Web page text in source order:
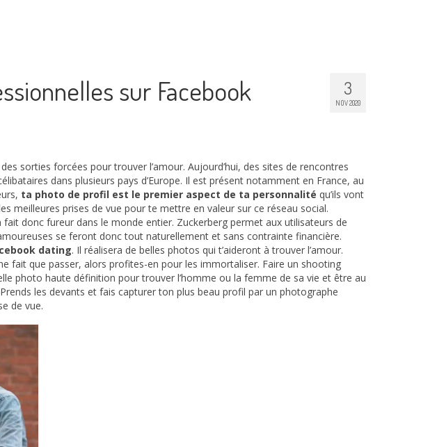
3
NOV 2020
sur Facebook
sorties forcées pour trouver l’amour. Aujourd’hui, des sites de rencontres
dans plusieurs pays d’Europe. Il est présent notamment en France, au
ta photo de profil est le premier aspect de ta personnalité qu’ils vont
meilleures prises de vue pour te mettre en valeur sur ce réseau social.
donc fureur dans le monde entier. Zuckerberg permet aux utilisateurs de
se feront donc tout naturellement et sans contrainte financière.
dating. Il réalisera de belles photos qui t’aideront à trouver l’amour.
fait que passer, alors profites-en pour les immortaliser. Faire un shooting
photo haute définition pour trouver l’homme ou la femme de sa vie et être au
les devants et fais capturer ton plus beau profil par un photographe
de vue.